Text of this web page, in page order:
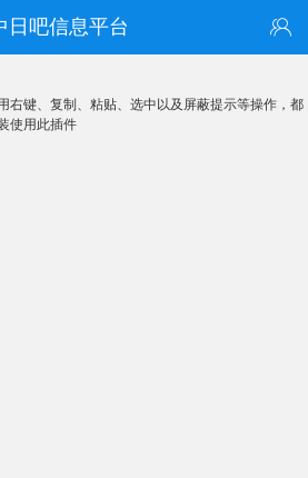
日吧信息平台
右键、复制、粘贴、选中以及屏蔽提示等操作，都
使用此插件